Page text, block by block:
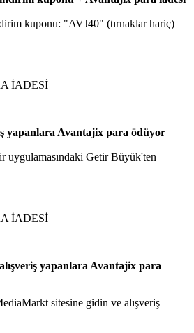
kuponu: "AVJ40" (tırnaklar hariç)
İADESİ
yapanlara Avantajix para ödüyor
uygulamasındaki Getir Büyük'ten
İADESİ
yapanlara Avantajix para
sitesine gidin ve alışveriş